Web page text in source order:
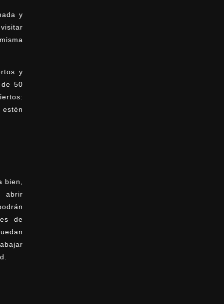
y
y
50
abrir
de